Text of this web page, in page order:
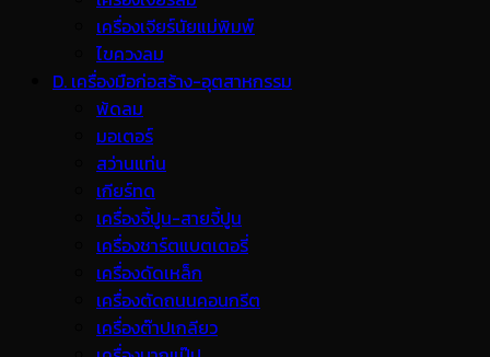
เครื่องเจียร์นัยแม่พิมพ์
ไขควงลม
D. เครื่องมือก่อสร้าง-อุตสาหกรรม
พ้ดลม
มอเตอร์
สว่านแท่น
เกียร์ทด
เครื่องจี้ปูน-สายจี้ปูน
เครื่องชาร์ตแบตเตอรี่
เครื่องดัดเหล็ก
เครื่องตัดถนนคอนกรีต
เครื่องต๊าปเกลียว